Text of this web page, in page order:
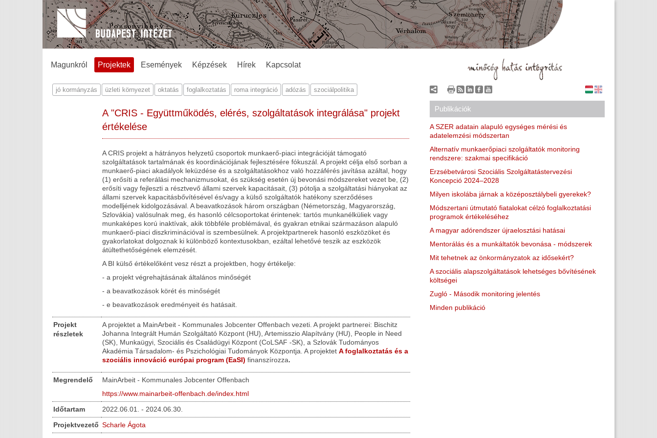
Magunkról Projektek Események Képzések Hírek Kapcsolat
jó kormányzás üzleti környezet oktatás foglalkoztatás roma integráció adózás szociálpolitika
A "CRIS - Együttműködés, elérés, szolgáltatások integrálása" projekt
értékelése
A CRIS projekt a hátrányos helyzetű csoportok munkaerő-piaci integrációját támogató
szolgáltatások tartalmának és koordinációjának fejlesztésére fókuszál. A projekt célja első sorban a
munkaerő-piaci akadályok leküzdése és a szolgáltatásokhoz való hozzáférés javítása azáltal, hogy
(1) erősíti a referálási mechanizmusokat, és szükség esetén új bevonási módszereket vezet be, (2)
erősíti vagy fejleszti a résztvevő állami szervek kapacitásait, (3) pótolja a szolgáltatási hiányokat az
állami szervek kapacitásbővítésével és/vagy a külső szolgáltatók hatékony szerződéses
modelljének kidolgozásával. A beavatkozások három országban (Németország, Magyarország,
Szlovákia) valósulnak meg, és hasonló célcsoportokat érintenek: tartós munkanélküliek vagy
munkaképes korú inaktívak, akik többféle problémával, és gyakran etnikai származáson alapuló
munkaerő-piaci diszkriminációval is szembesülnek. A projektpartnerek hasonló eszközöket és
gyakorlatokat dolgoznak ki különböző kontextusokban, ezáltal lehetővé teszik az eszközök
átültethetőségének elemzését.
A BI külső értékelőként vesz részt a projektben, hogy értékelje:
- a projekt végrehajtásának általános minőségét
- a beavatkozások körét és minőségét
- e beavatkozások eredményeit és hatásait.
Projekt
részletek
A projektet a MainArbeit - Kommunales Jobcenter Offenbach vezeti. A projekt partnerei: Bischitz
Johanna Integrált Humán Szolgáltató Központ (HU), Artemisszio Alapítvány (HU), People in Need
(SK), Munkaügyi, Szociális és Családügyi Központ (CoLSAF -SK), a Szlovák Tudományos
Akadémia Társadalom- és Pszichológiai Tudományok Központja. A projektet A foglalkoztatás és a
szociális innováció európai program (EaSI) finanszírozza.
Megrendelő
MainArbeit - Kommunales Jobcenter Offenbach
https://www.mainarbeit-offenbach.de/index.html
Időtartam
2022.06.01. - 2024.06.30.
Projektvezető Scharle Ágota
Publikációk
A SZER adatain alapuló egységes mérési és
adatelemzési módszertan
Alternatív munkaerőpiaci szolgáltatók monitoring
rendszere: szakmai specifikáció
Erzsébetvárosi Szociális Szolgáltatástervezési
Koncepció 2024–2028
Milyen iskolába járnak a középosztálybeli gyerekek?
Módszertani útmutató fiatalokat célzó foglalkoztatási
programok értékeléséhez
A magyar adórendszer újraelosztási hatásai
Mentorálás és a munkáltatók bevonása - módszerek
Mit tehetnek az önkormányzatok az idősekért?
A szociális alapszolgáltatások lehetséges bővítésének
költségei
Zugló - Második monitoring jelentés
Minden publikáció